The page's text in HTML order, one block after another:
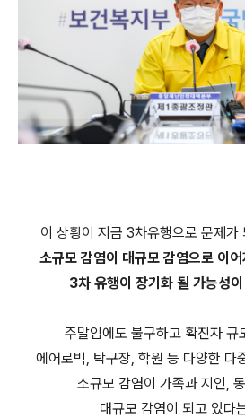
이 상황이 지금 3차유행으로 문제가
소규모 감염이 대규모 감염으로 이
3차 유행이 장기화 될 가능성
주말임에도 불구하고 확진자 규
에어로빅, 탁구장, 학원 등 다양한 다
소규모 감염이 가족과 지인,
대규모 감염이 되고 있다